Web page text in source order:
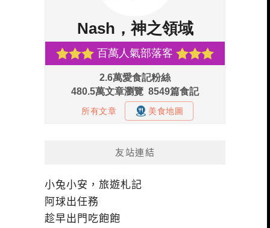
友站連結
小兔小安，旅遊札記
阿球出任務
趁早出門吃飽飽